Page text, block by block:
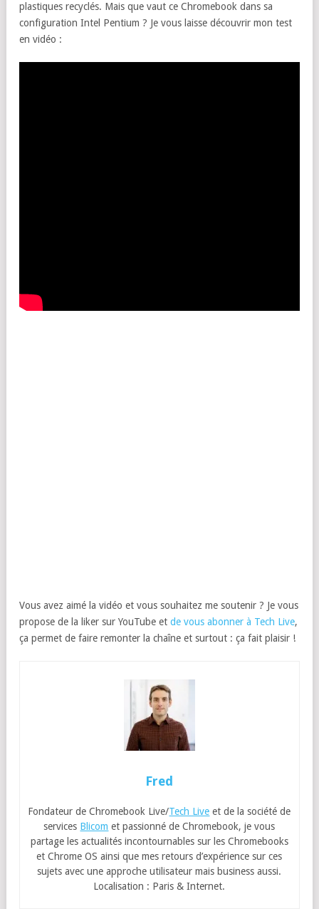
plastiques recyclés. Mais que vaut ce Chromebook dans sa
configuration Intel Pentium ? Je vous laisse découvrir mon test
en vidéo :
Vous avez aimé la vidéo et vous souhaitez me soutenir ? Je vous
propose de la liker sur YouTube et de vous abonner à Tech Live,
ça permet de faire remonter la chaîne et surtout : ça fait plaisir !
Fred
Fondateur de Chromebook Live/Tech Live et de la société de
services Blicom et passionné de Chromebook, je vous
partage les actualités incontournables sur les Chromebooks
et Chrome OS ainsi que mes retours d’expérience sur ces
sujets avec une approche utilisateur mais business aussi.
Localisation : Paris & Internet.